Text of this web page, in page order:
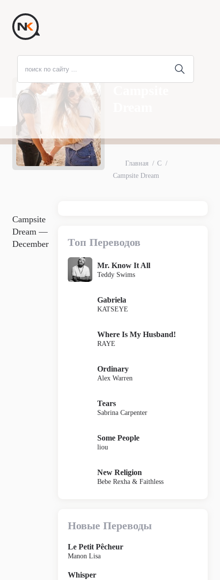
Главная
C
Campsite Dream
Campsite
Dream —
December
Топ Переводов
Mr. Know It All
Teddy Swims
Gabriela
KATSEYE
Where Is My Husband!
RAYE
Ordinary
Alex Warren
Tears
Sabrina Carpenter
Some People
liou
New Religion
Bebe Rexha & Faithless
Новые Переводы
Le Petit Pêcheur
Manon Lisa
Whisper